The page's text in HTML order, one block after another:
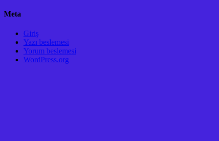
Meta
Giriş
Yazı beslemesi
Yorum beslemesi
WordPress.org